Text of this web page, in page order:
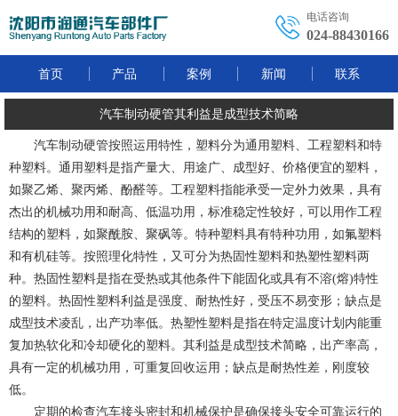
电话咨询
024-88430166
首页 产品 案例 新闻 联系
汽车制动硬管其利益是成型技术简略
汽车制动硬管按照运用特性，塑料分为通用塑料、工程塑料和特
种塑料。通用塑料是指产量大、用途广、成型好、价格便宜的塑料，
如聚乙烯、聚丙烯、酚醛等。工程塑料指能承受一定外力效果，具有
杰出的机械功用和耐高、低温功用，标准稳定性较好，可以用作工程
结构的塑料，如聚酰胺、聚砜等。特种塑料具有特种功用，如氟塑料
和有机硅等。按照理化特性，又可分为热固性塑料和热塑性塑料两
种。热固性塑料是指在受热或其他条件下能固化或具有不溶(熔)特性
的塑料。热固性塑料利益是强度、耐热性好，受压不易变形；缺点是
成型技术凌乱，出产功率低。热塑性塑料是指在特定温度计划内能重
复加热软化和冷却硬化的塑料。其利益是成型技术简略，出产率高，
具有一定的机械功用，可重复回收运用；缺点是耐热性差，刚度较
低。
定期的检查汽车接头密封和机械保护是确保接头安全可靠运行的